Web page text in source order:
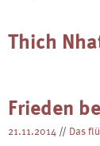
Thich
Frieden
21.11.2014 // Das